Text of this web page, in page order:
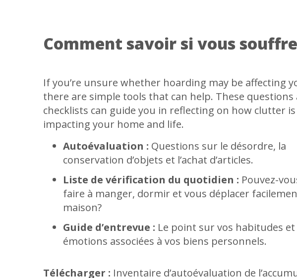
Comment savoir si vous
If you’re unsure whether hoarding may be affecting
there are simple tools that can help. These questions
checklists can guide you in reflecting on how clutter is
impacting your home and life.
Autoévaluation : Questions sur le désordre, la
conservation d’objets et l’achat d’articles.
Liste de vérification du quotidien : Pouvez-
faire à manger, dormir et vous déplacer
maison?
Guide d’entrevue : Le point sur vos habitudes et
émotions associées à vos biens personnels.
Télécharger : Inventaire d’autoévaluation de